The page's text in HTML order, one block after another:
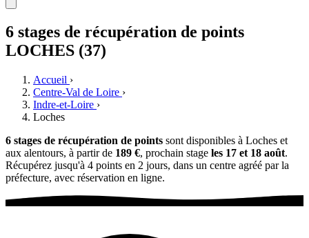
6 stages de récupération de points
LOCHES (37)
Accueil ›
Centre-Val de Loire ›
Indre-et-Loire ›
Loches
6 stages de récupération de points sont disponibles à Loches et
aux alentours, à partir de 189 €, prochain stage les 17 et 18 août.
Récupérez jusqu'à 4 points en 2 jours, dans un centre agréé par la
préfecture, avec réservation en ligne.